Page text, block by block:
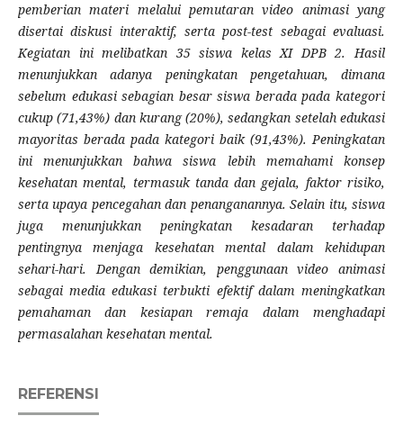
pemberian materi melalui pemutaran video animasi yang
disertai diskusi interaktif, serta post-test sebagai evaluasi.
Kegiatan ini melibatkan 35 siswa kelas XI DPB 2. Hasil
menunjukkan adanya peningkatan pengetahuan, dimana
sebelum edukasi sebagian besar siswa berada pada kategori
cukup (71,43%) dan kurang (20%), sedangkan setelah edukasi
mayoritas berada pada kategori baik (91,43%). Peningkatan
ini menunjukkan bahwa siswa lebih memahami konsep
kesehatan mental, termasuk tanda dan gejala, faktor risiko,
serta upaya pencegahan dan penanganannya. Selain itu, siswa
juga menunjukkan peningkatan kesadaran terhadap
pentingnya menjaga kesehatan mental dalam kehidupan
sehari-hari. Dengan demikian, penggunaan video animasi
sebagai media edukasi terbukti efektif dalam meningkatkan
pemahaman dan kesiapan remaja dalam menghadapi
permasalahan kesehatan mental.
REFERENSI